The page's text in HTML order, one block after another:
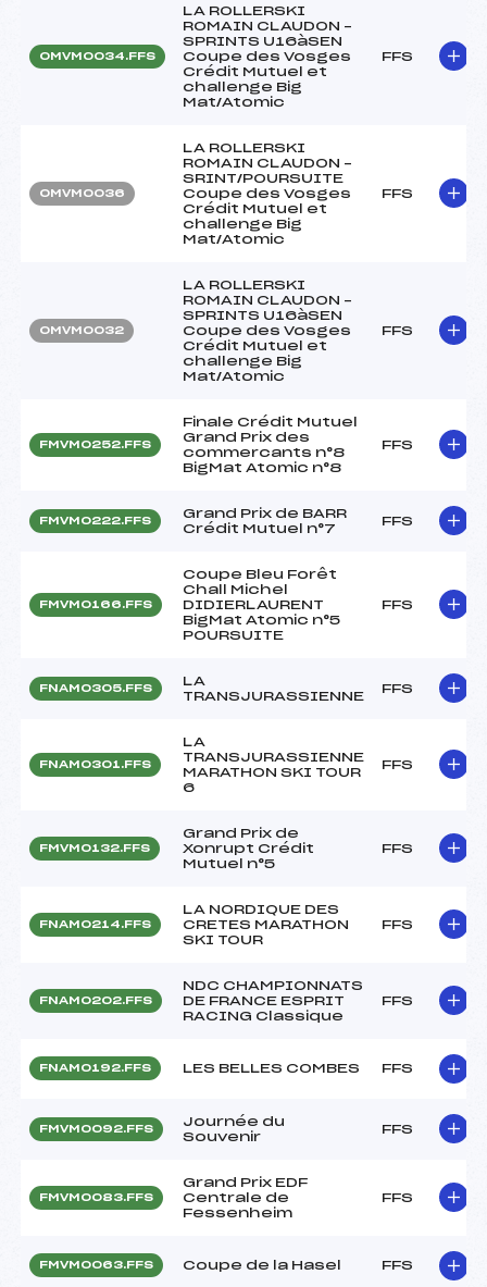
OMVM0034.FFS
LA ROLLERSKI
ROMAIN CLAUDON –
SPRINTS U16àSEN
Coupe des Vosges
Crédit Mutuel et
challenge Big
Mat/Atomic
FFS
OMVM0036
LA ROLLERSKI
ROMAIN CLAUDON –
SRINT/POURSUITE
Coupe des Vosges
Crédit Mutuel et
challenge Big
Mat/Atomic
FFS
OMVM0032
LA ROLLERSKI
ROMAIN CLAUDON –
SPRINTS U16àSEN
Coupe des Vosges
Crédit Mutuel et
challenge Big
Mat/Atomic
FFS
FMVM0252.FFS
Finale Crédit Mutuel
Grand Prix des
commercants n°8
BigMat Atomic n°8
FFS
FMVM0222.FFS
Grand Prix de BARR
Crédit Mutuel n°7
FFS
FMVM0166.FFS
Coupe Bleu Forêt
Chall Michel
DIDIERLAURENT
BigMat Atomic n°5
POURSUITE
FFS
FNAM0305.FFS
LA
TRANSJURASSIENNE
FFS
FNAM0301.FFS
LA
TRANSJURASSIENNE
MARATHON SKI TOUR
6
FFS
FMVM0132.FFS
Grand Prix de
Xonrupt Crédit
Mutuel n°5
FFS
FNAM0214.FFS
LA NORDIQUE DES
CRETES MARATHON
SKI TOUR
FFS
FNAM0202.FFS
NDC CHAMPIONNATS
DE FRANCE ESPRIT
RACING Classique
FFS
FNAM0192.FFS LES BELLES COMBES FFS
FMVM0092.FFS
Journée du
Souvenir
FFS
FMVM0083.FFS
Grand Prix EDF
Centrale de
Fessenheim
FFS
FMVM0063.FFS Coupe de la Hasel FFS